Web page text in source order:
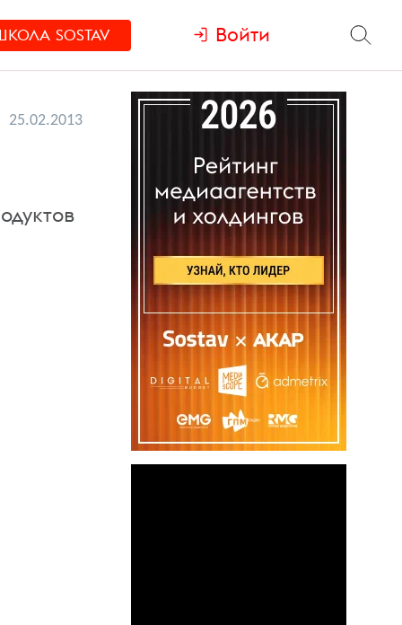
SOSTAV Войти
25.02.2013